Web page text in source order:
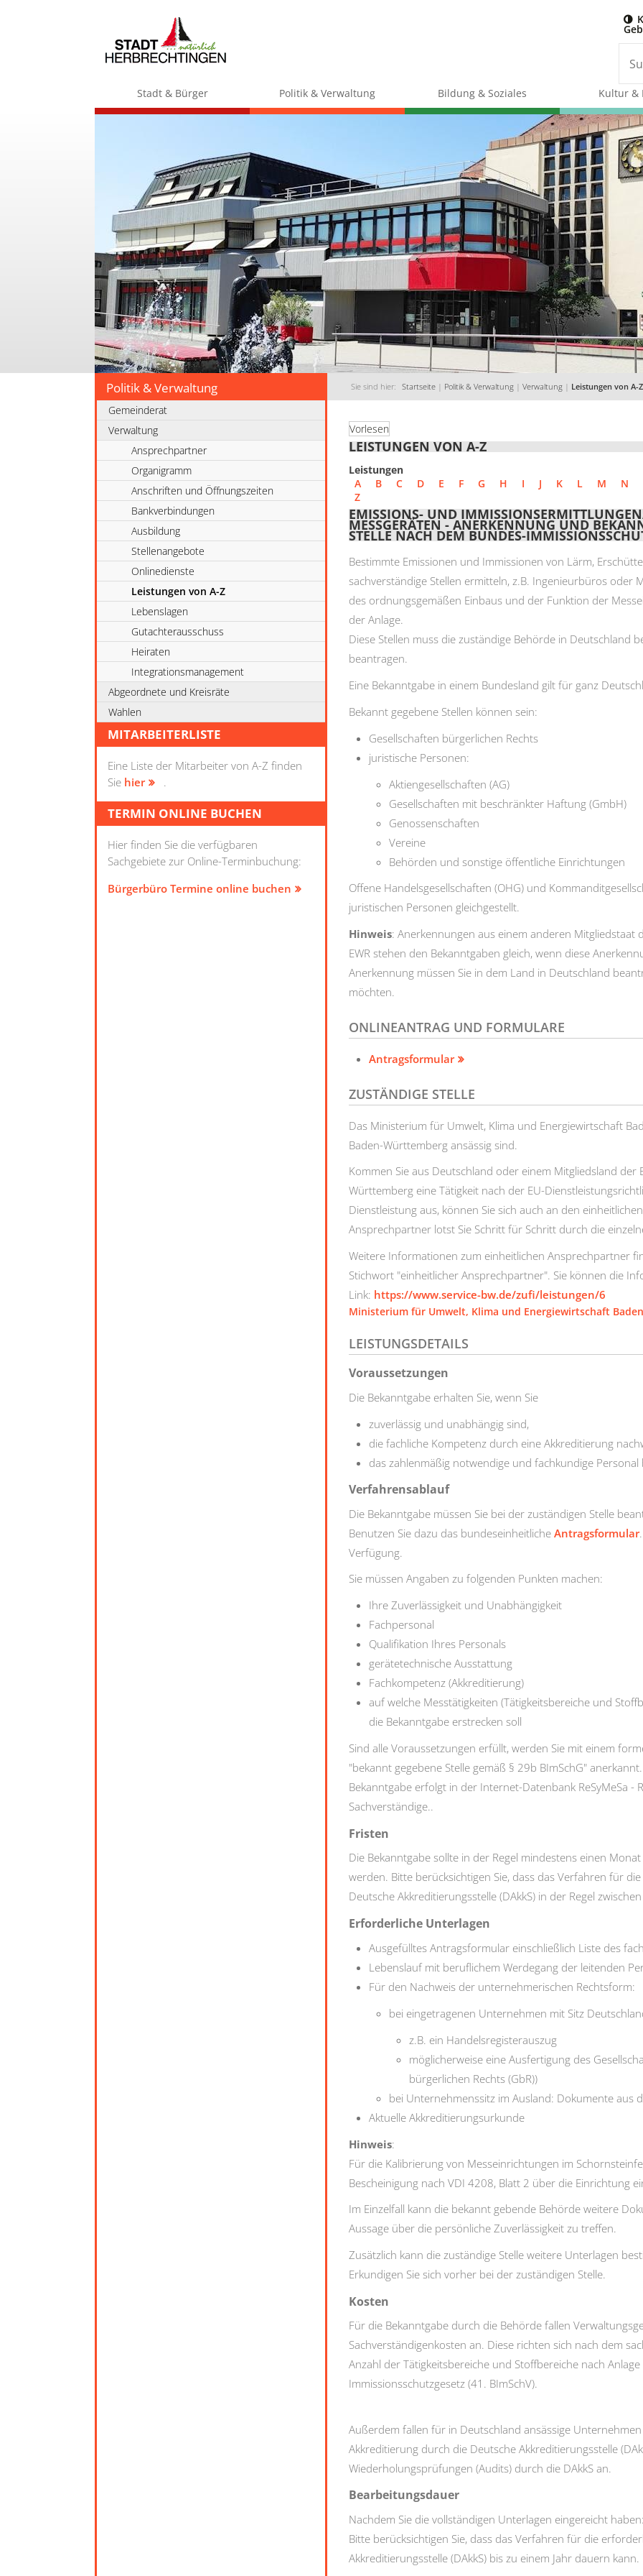
Stadt & Bürger Politik & Verwaltung Bildung & Soziales Kultur &
Politik & Verwaltung Sie sind hier: Startseite | Politik & Verwaltung | Verwaltung | Leistungen von A-Z
Gemeinderat
Verwaltung
Ansprechpartner
Organigramm
Anschriften und Öffnungszeiten
Bankverbindungen
Ausbildung
Stellenangebote
Onlinedienste
Leistungen von A-Z
Lebenslagen
Gutachterausschuss
Heiraten
Integrationsmanagement
Abgeordnete und Kreisräte
Wahlen
MITARBEITERLISTE
Eine Liste der Mitarbeiter von A-Z finden
Sie hier .
TERMIN ONLINE BUCHEN
Hier finden Sie die verfügbaren
Sachgebiete zur Online-Terminbuchung:
Bürgerbüro Termine online buchen
Vorlesen
LEISTUNGEN VON A-Z
Leistungen
A
B C D E F G H I J K L M N
Z
EMISSIONS- UND
MESSGERÄTEN - ANERKENNUNG UND
STELLE NACH DEM BUNDES-
Bestimmte Emissionen und Immissionen von Lärm,
sachverständige Stellen ermitteln, z.B. Ingenieurbüros oder
des ordnungsgemäßen Einbaus und der Funktion der
der Anlage.
Diese Stellen muss die zuständige Behörde in Deutschland
beantragen.
Eine Bekanntgabe in einem Bundesland gilt für ganz
Bekannt gegebene Stellen können sein:
Gesellschaften bürgerlichen Rechts
juristische Personen:
Aktiengesellschaften (AG)
Gesellschaften mit beschränkter Haftung (GmbH)
Genossenschaften
Vereine
Behörden und sonstige öffentliche Einrichtungen
Offene Handelsgesellschaften (OHG) und
juristischen Personen gleichgestellt.
Hinweis: Anerkennungen aus einem anderen Mitgliedstaat
EWR stehen den Bekanntgaben gleich, wenn diese
Anerkennung müssen Sie in dem Land in Deutschland
möchten.
ONLINEANTRAG UND FORMULARE
Antragsformular
ZUSTÄNDIGE STELLE
Das Ministerium für Umwelt, Klima und Energiewirtschaft
Baden-Württemberg ansässig sind.
Kommen Sie aus Deutschland oder einem Mitgliedsland der
Württemberg eine Tätigkeit nach der EU-
Dienstleistung aus, können Sie sich auch an den
Ansprechpartner lotst Sie Schritt für Schritt durch die
Weitere Informationen zum einheitlichen Ansprechpartner
Stichwort "einheitlicher Ansprechpartner". Sie können die
Link: https://www.service-bw.de/zufi/leistungen/6
Ministerium für Umwelt, Klima und Energiewirtschaft
LEISTUNGSDETAILS
Voraussetzungen
Die Bekanntgabe erhalten Sie, wenn Sie
zuverlässig und unabhängig sind,
die fachliche Kompetenz durch eine Akkreditierung
das zahlenmäßig notwendige und fachkundige Personal
Verfahrensablauf
Die Bekanntgabe müssen Sie bei der zuständigen Stelle
Benutzen Sie dazu das bundeseinheitliche Antragsformular
Verfügung.
Sie müssen Angaben zu folgenden Punkten machen:
Ihre Zuverlässigkeit und Unabhängigkeit
Fachpersonal
Qualifikation Ihres Personals
gerätetechnische Ausstattung
Fachkompetenz (Akkreditierung)
auf welche Messtätigkeiten (Tätigkeitsbereiche und
die Bekanntgabe erstrecken soll
Sind alle Voraussetzungen erfüllt, werden Sie mit einem
"bekannt gegebene Stelle gemäß § 29b BImSchG"
Bekanntgabe erfolgt in der Internet-Datenbank ReSyMeSa -
Sachverständige..
Fristen
Die Bekanntgabe sollte in der Regel mindestens einen
werden. Bitte berücksichtigen Sie, dass das Verfahren für
Deutsche Akkreditierungsstelle (DAkkS) in der Regel
Erforderliche Unterlagen
Ausgefülltes Antragsformular einschließlich Liste des
Lebenslauf mit beruflichem Werdegang der leitenden
Für den Nachweis der unternehmerischen Rechtsform:
bei eingetragenen Unternehmen mit Sitz
z.B. ein Handelsregisterauszug
möglicherweise eine Ausfertigung des
bürgerlichen Rechts (GbR))
bei Unternehmenssitz im Ausland: Dokumente aus
Aktuelle Akkreditierungsurkunde
Hinweis:
Für die Kalibrierung von Messeinrichtungen im
Bescheinigung nach VDI 4208, Blatt 2 über die Einrichtung
Im Einzelfall kann die bekannt gebende Behörde weitere
Aussage über die persönliche Zuverlässigkeit zu treffen.
Zusätzlich kann die zuständige Stelle weitere Unterlagen
Erkundigen Sie sich vorher bei der zuständigen Stelle.
Kosten
Für die Bekanntgabe durch die Behörde fallen
Sachverständigenkosten an. Diese richten sich nach dem
Anzahl der Tätigkeitsbereiche und Stoffbereiche nach
Immissionsschutzgesetz (41. BImSchV).
Außerdem fallen für in Deutschland ansässige
Akkreditierung durch die Deutsche Akkreditierungsstelle
Wiederholungsprüfungen (Audits) durch die DAkkS an.
Bearbeitungsdauer
Nachdem Sie die vollständigen Unterlagen eingereicht
Bitte berücksichtigen Sie, dass das Verfahren für die
Akkreditierungsstelle (DAkkS) bis zu einem Jahr dauern kann.